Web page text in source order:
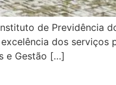
de Previdência
dos serviços
e Gestão […]